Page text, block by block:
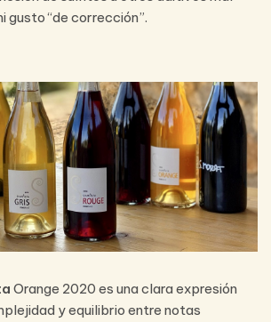
gusto “de corrección”.
Orange 2020 es una clara expresión
y equilibrio entre notas